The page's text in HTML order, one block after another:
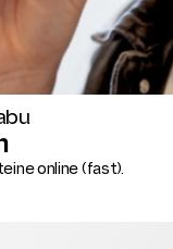
online (fast).